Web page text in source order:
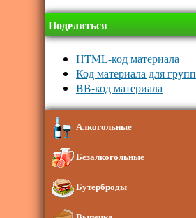
Поделиться
HTML-код материала
Код материала для групп
BB-код материала
Алкогольные
Безалкогольные
Бутерброды